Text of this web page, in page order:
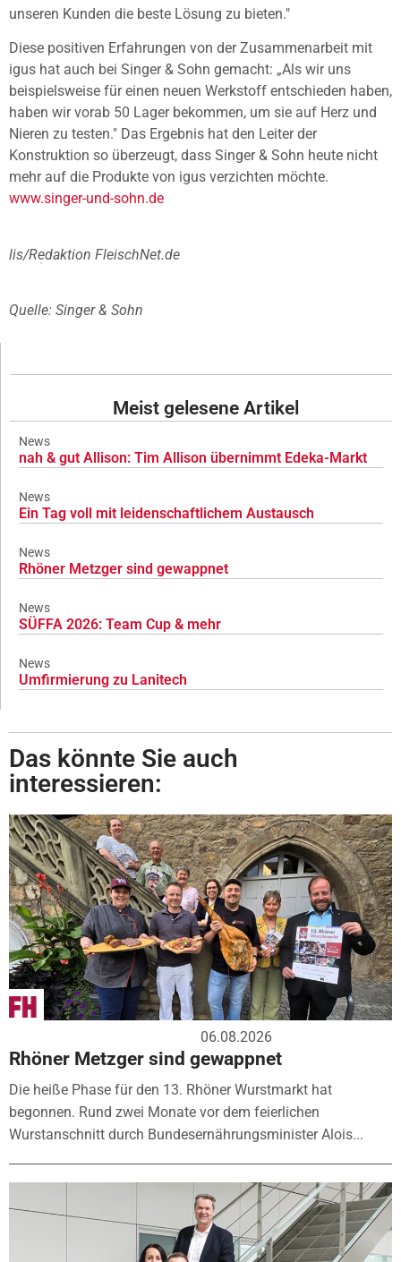
unseren Kunden die beste Lösung zu bieten."
Diese positiven Erfahrungen von der Zusammenarbeit mit
igus hat auch bei Singer & Sohn gemacht: „Als wir uns
beispielsweise für einen neuen Werkstoff entschieden haben,
haben wir vorab 50 Lager bekommen, um sie auf Herz und
Nieren zu testen." Das Ergebnis hat den Leiter der
Konstruktion so überzeugt, dass Singer & Sohn heute nicht
mehr auf die Produkte von igus verzichten möchte.
www.singer-und-sohn.de
lis/Redaktion FleischNet.de
Quelle: Singer & Sohn
Meist gelesene Artikel
News
nah & gut Allison: Tim Allison übernimmt Edeka-Markt
News
Ein Tag voll mit leidenschaftlichem Austausch
News
Rhöner Metzger sind gewappnet
News
SÜFFA 2026: Team Cup & mehr
News
Umfirmierung zu Lanitech
Das könnte Sie auch
interessieren:
06.08.2026
Rhöner Metzger sind gewappnet
Die heiße Phase für den 13. Rhöner Wurstmarkt hat
begonnen. Rund zwei Monate vor dem feierlichen
Wurstanschnitt durch Bundesernährungsminister Alois...